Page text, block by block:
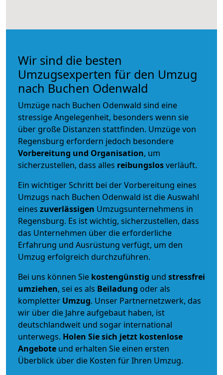
Wir sind die besten
Umzugsexperten für den Umzug
nach Buchen Odenwald
Umzüge nach Buchen Odenwald sind eine
stressige Angelegenheit, besonders wenn sie
über große Distanzen stattfinden. Umzüge von
Regensburg erfordern jedoch besondere
Vorbereitung und Organisation, um
sicherzustellen, dass alles reibungslosverläuft.
Ein wichtiger Schritt bei der Vorbereitung eines
Umzugs nach Buchen Odenwald ist die Auswahl
eines zuverlässigen Umzugsunternehmens in
Regensburg. Es ist wichtig, sicherzustellen, dass
das Unternehmen über die erforderliche
Erfahrung und Ausrüstung verfügt, um den
Umzug erfolgreich durchzuführen.
Bei uns können Sie kostengünstig und stressfrei
umziehen, sei es als Beiladung oder als
kompletter Umzug. Unser Partnernetzwerk, das
wir über die Jahre aufgebaut haben, ist
deutschlandweit und sogar international
unterwegs. Holen Sie sich jetzt kostenlose
Angebote und erhalten Sie einen ersten
Überblick über die Kosten für Ihren Umzug.